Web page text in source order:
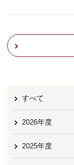
すべて
2026年度
2025年度